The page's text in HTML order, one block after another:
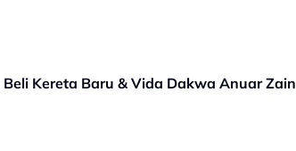
Kereta Baru & Vida Dakwa Anuar Zain